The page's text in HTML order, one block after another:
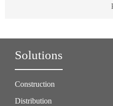
Solutions
Construction
Distribution